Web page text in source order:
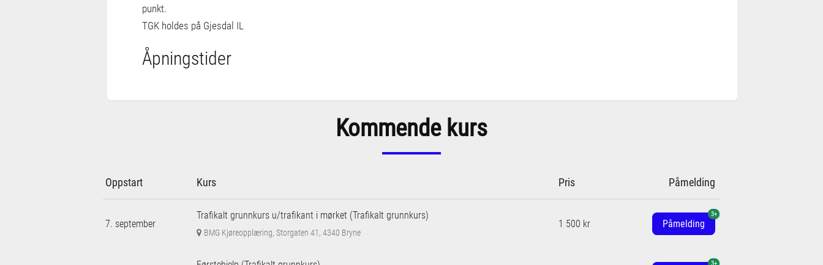
punkt.
TGK holdes på Gjesdal IL
Åpningstider
Kommende kurs
Oppstart Kurs Pris Påmelding
7. september
Trafikalt grunnkurs u/trafikant i mørket (Trafikalt grunnkurs)
BMG Kjøreopplæring, Storgaten 41, 4340 Bryne
1 500 kr Påmelding
3+
3+